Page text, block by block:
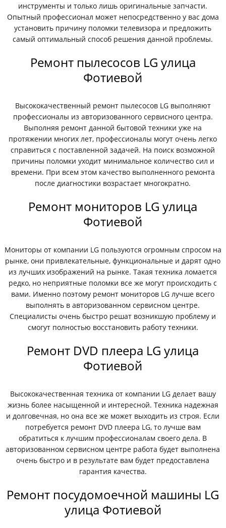
инструменты и только лишь оригинальные запчасти.
Опытный профессионал может непосредственно у вас дома
установить причину поломки телевизора и предложить
самый оптимальный способ решения данной проблемы.
Ремонт пылесосов LG улица
Фотиевой
Высококачественный ремонт пылесосов LG выполняют
профессионалы из авторизованного сервисного центра.
Выполняя ремонт данной бытовой техники уже на
протяжении многих лет, профессионалы могут очень легко
справиться с поставленной задачей. На поиск возможной
причины поломки уходит минимальное количество сил и
времени. При всем этом качество выполненного ремонта
после диагностики возрастает многократно.
Ремонт мониторов LG улица
Фотиевой
Мониторы от компании LG пользуются огромным спросом на
рынке, они привлекательные, функциональные и дарят одно
из лучших изображений на рынке. Такая техника ломается
редко, но неприятные поломки все же могут происходить с
вами. Именно поэтому ремонт мониторов LG лучше всего
выполнять в авторизованном сервисном центре.
Специалисты очень быстро решат возникшую проблему и
смогут полностью восстановить работу техники.
Ремонт DVD плеера LG улица
Фотиевой
Высококачественная техника от компании LG делает вашу
жизнь более насыщенной и интересной. Техника надежная
и долговечная, но она все же может выходить из строя. Если
потребуется ремонт DVD плеера LG, то лучше вам
обратиться к лучшим профессионалам своего дела. В
авторизованном сервисном центре работа будет выполнена
очень быстро и в результате вам будет предоставлена
гарантия качества.
Ремонт посудомоечной машины LG
улица Фотиевой